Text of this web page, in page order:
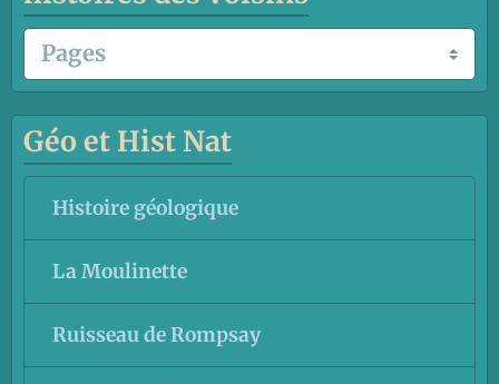
Géo et Hist Nat
Histoire géologique
La Moulinette
Ruisseau de Rompsay